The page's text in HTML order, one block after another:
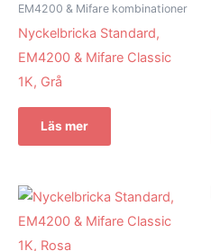
EM4200 & Mifare kombinationer
Nyckelbricka Standard,
EM4200 & Mifare Classic
1K, Grå
Läs mer